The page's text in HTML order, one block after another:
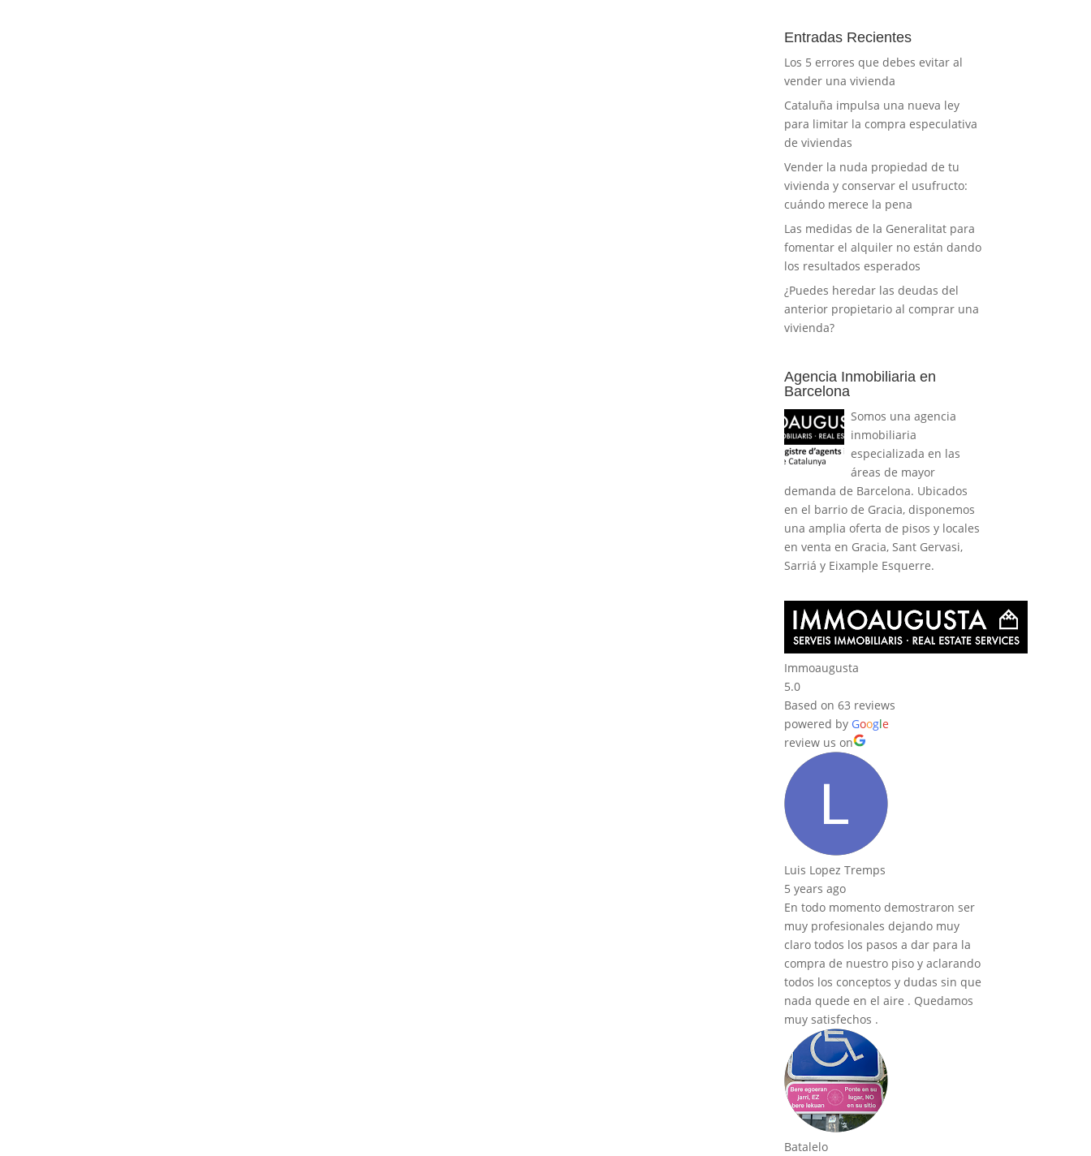
Entradas Recientes
Los 5 errores que debes evitar al
vender una vivienda
Cataluña impulsa una nueva ley
para limitar la compra especulativa
de viviendas
Vender la nuda propiedad de tu
vivienda y conservar el usufructo:
cuándo merece la pena
Las medidas de la Generalitat para
fomentar el alquiler no están dando
los resultados esperados
¿Puedes heredar las deudas del
anterior propietario al comprar una
vivienda?
Agencia Inmobiliaria en
Barcelona
Somos una agencia
inmobiliaria
especializada en las
áreas de mayor
demanda de Barcelona. Ubicados
en el barrio de Gracia, disponemos
una amplia oferta de pisos y locales
en venta en Gracia, Sant Gervasi,
Sarriá y Eixample Esquerre.
Immoaugusta
5.0
Based on 63 reviews
powered by Google
review us on
Luis Lopez Tremps
5 years ago
En todo momento demostraron ser
muy profesionales dejando muy
claro todos los pasos a dar para la
compra de nuestro piso y aclarando
todos los conceptos y dudas sin que
nada quede en el aire . Quedamos
muy satisfechos .
Batalelo